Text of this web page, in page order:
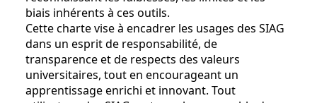
biais inhérents à ces outils.
Cette charte vise à encadrer les usages des SIAG
dans un esprit de responsabilité, de
transparence et de respects des valeurs
universitaires, tout en encourageant un
apprentissage enrichi et innovant. Tout